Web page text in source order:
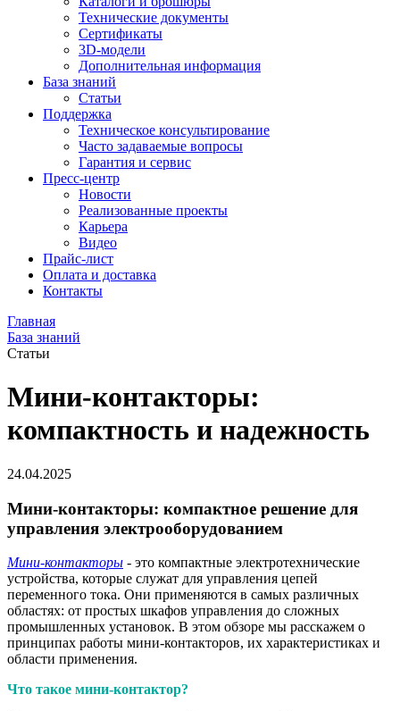
Технические документы
Сертификаты
3D-модели
Дополнительная информация
База знаний
Статьи
Поддержка
Техническое консультирование
Часто задаваемые вопросы
Гарантия и сервис
Пресс-центр
Новости
Реализованные проекты
Карьера
Видео
Прайс-лист
Оплата и доставка
Контакты
Главная
База знаний
Статьи
Мини-контакторы:
компактность и надежность
24.04.2025
Мини-контакторы: компактное решение для
управления электрооборудованием
Мини-контакторы - это компактные электротехнические
устройства, которые служат для управления цепей
переменного тока. Они применяются в самых различных
областях: от простых шкафов управления до сложных
промышленных установок. В этом обзоре мы расскажем о
принципах работы мини-контакторов, их характеристиках и
области применения.
Что такое мини-контактор?